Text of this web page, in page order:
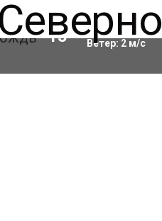
13 °C Влажность:82%
Ветер: 2м/с